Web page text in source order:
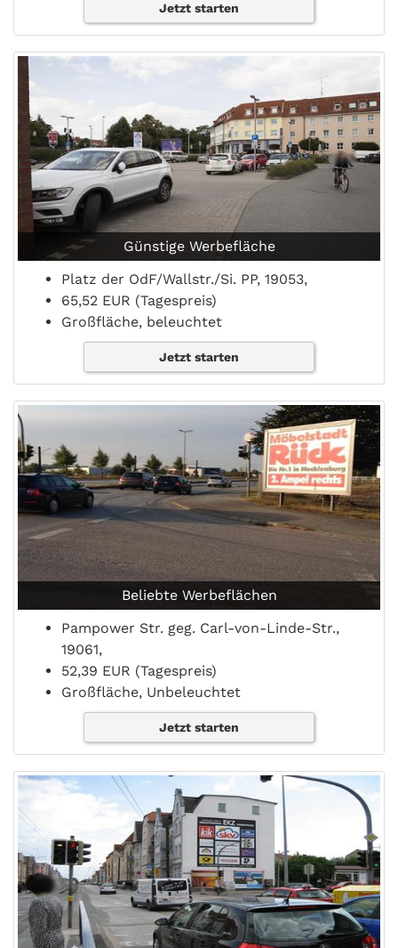
Jetzt starten
Günstige Werbefläche
Platz der OdF/Wallstr./Si. PP, 19053,
65,52 EUR (Tagespreis)
Großfläche, beleuchtet
Jetzt starten
Beliebte Werbeflächen
Pampower Str. geg. Carl-von-Linde-Str.,
19061,
52,39 EUR (Tagespreis)
Großfläche, Unbeleuchtet
Jetzt starten